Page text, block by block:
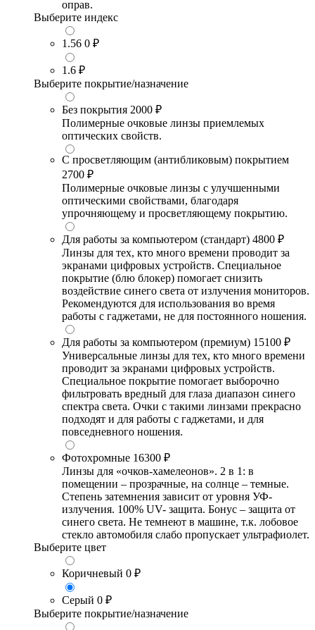
оправ.
Выберите индекс
1.56 0 ₽
1.6 ₽
Выберите покрытие/назначение
Без покрытия 2000 ₽
Полимерные очковые линзы приемлемых
оптических свойств.
С просветляющим (антибликовым) покрытием
2700 ₽
Полимерные очковые линзы с улучшенными
оптическими свойствами, благодаря
упрочняющему и просветляющему покрытию.
Для работы за компьютером (стандарт) 4800 ₽
Линзы для тех, кто много времени проводит за
экранами цифровых устройств. Специальное
покрытие (блю блокер) помогает снизить
воздействие синего света от излучения мониторов.
Рекомендуются для использования во время
работы с гаджетами, не для постоянного ношения.
Для работы за компьютером (премиум) 15100 ₽
Универсальные линзы для тех, кто много времени
проводит за экранами цифровых устройств.
Специальное покрытие помогает выборочно
фильтровать вредный для глаза диапазон синего
спектра света. Очки с такими линзами прекрасно
подходят и для работы с гаджетами, и для
повседневного ношения.
Фотохромные 16300 ₽
Линзы для «очков-хамелеонов». 2 в 1: в
помещении – прозрачные, на солнце – темные.
Степень затемнения зависит от уровня УФ-
излучения. 100% UV- защита. Бонус – защита от
синего света. Не темнеют в машине, т.к. лобовое
стекло автомобиля слабо пропускает ультрафиолет.
Выберите цвет
Коричневый 0 ₽
Серый 0 ₽
Выберите покрытие/назначение